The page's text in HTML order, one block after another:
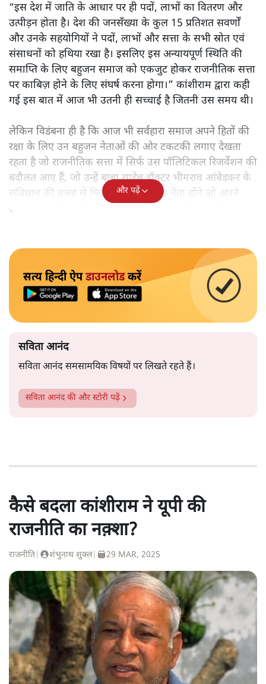
“इस देश में जाति के आधार पर ही पदों, लाभों का वितरण और
उत्पीड़न होता है। देश की जनसँख्या के कुल 15 प्रतिशत सवर्णों
और उनके सहयोगियों ने पदों, लाभों और सत्ता के सभी स्रोत एवं
संसाधनों को हथिया रखा है। इसलिए इस अन्यायपूर्ण स्थिति की
समाप्ति के लिए बहुजन समाज को एकजुट होकर राजनीतिक सत्ता
पर काबिज़ होने के लिए संघर्ष करना होगा।” कांशीराम द्वारा कही
गई इस बात में आज भी उतनी ही सच्चाई है जितनी उस समय थी।
लेकिन विडंबना ही है कि आज भी सर्वहारा समाज अपने हितों की
रक्षा के लिए उन बहुजन नेताओं की ओर टकटकी लगाए देखता
रहता है जो राजनीतिक सत्ता में सिर्फ उस पॉलिटिकल रिजर्वेशन की
बदौलत आए हैं, जो उन्हें बाबा साहेब डॉक्टर भीमराव आंबेडकर के
संविधान की वजह से मिला। ऐसे बहुत कम नेता होंगे जो अपने
समाज के मुद्दों को विधानसभाओं में और संसद में उठाते हैं।
और पढ़ें
सत्य हिन्दी ऐपडाउनलोडकरें
सविता आनंद
सविता आनंद समसामयिक विषयों पर लिखते रहते हैं।
सविता आनंदकी और स्टोरी पढ़ें
कैसे बदला कांशीराम ने यूपी की
राजनीति का नक़्शा?
राजनीति शंभुनाथ शुक्ल| 29 MAR, 2025